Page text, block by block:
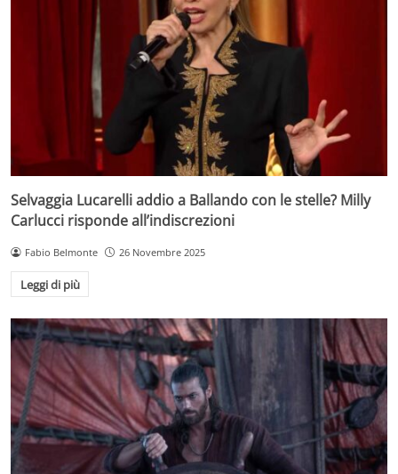
Selvaggia Lucarelli addio a Ballando con le stelle? Milly
Carlucci risponde all’indiscrezioni
Fabio Belmonte 26 Novembre 2025
Leggi di più